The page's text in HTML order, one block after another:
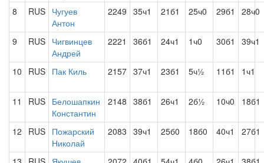
8 RUS Чугуев
Антон
2249 35ч1 21б1 25ч0 29б1 28ч0
9 RUS Чигвинцев
Андрей
2221 36б1 24ч1 1ч0 30б1 39ч1
10 RUS Пак Киль 2157 37ч1 23б1 5ч½ 11б1 1ч1
11 RUS Белошапкин
Константин
2148 38б1 26ч1 2б½ 10ч0 18б1
12 RUS Пожарский
Николай
2083 39ч1 25б0 18б0 40ч1 27б1